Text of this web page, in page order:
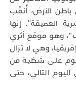
الأرض، أُنقّب
العميقة". إنها
وهو موقع أثري
وهي لا تزال
يوم على شظية من
التالي، حتى